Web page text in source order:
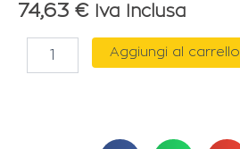
74,63 € Iva Inclusa
VALVOLA
Aggiungi al carrello